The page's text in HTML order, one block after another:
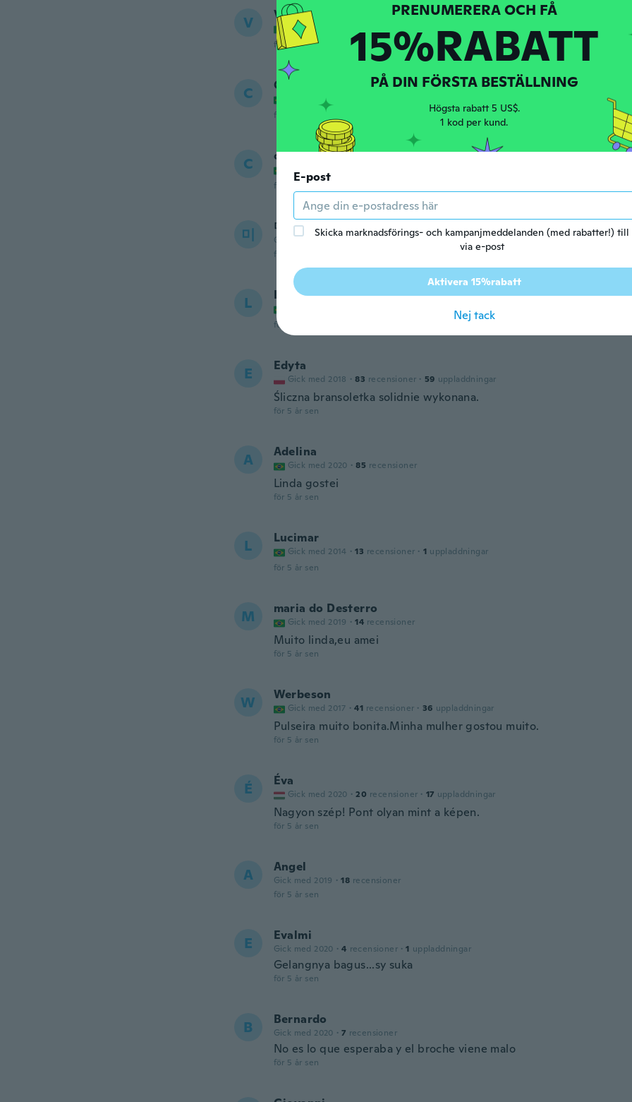
V Valerio
Gick med 2015
för 5 år sen
C Cristiane
Gick med 2018
för 5 år sen
C claudinei
för 5 år sen
미 미리
Gick med 2020 ·
uppladdningar
för 5 år sen
L Lais
för 5 år sen
E Edyta
Gick med 2018 · 83 recensioner · 59 uppladdningar
Śliczna bransoletka solidnie wykonana.
för 5 år sen
A Adelina
Gick med 2020 · 85 recensioner
Linda gostei
för 5 år sen
L Lucimar
Gick med 2014 · 13 recensioner · 1 uppladdningar
för 5 år sen
M maria do Desterro
Gick med 2019 · 14 recensioner
Muito linda,eu amei
för 5 år sen
W Werbeson
Gick med 2017 · 41 recensioner · 36 uppladdningar
Pulseira muito bonita.Minha mulher gostou muito.
för 5 år sen
É Éva
Gick med 2020 · 20 recensioner · 17 uppladdningar
Nagyon szép! Pont olyan mint a képen.
för 5 år sen
A Angel
Gick med 2019 · 18 recensioner
för 5 år sen
E Evalmi
Gick med 2020 · 4 recensioner · 1 uppladdningar
Gelangnya bagus...sy suka
för 5 år sen
B Bernardo
Gick med 2020 · 7 recensioner
No es lo que esperaba y el broche viene malo
för 5 år sen
PRENUMERERA OCH FÅ
15%RABATT
PÅ DIN FÖRSTA BESTÄLLNING
Högsta rabatt 5 US$.
1 kod per kund.
E-post
Skicka marknadsförings- och kampanjmeddelanden (med rabatter!)
via e-post
Aktivera 15%rabatt
Nej tack